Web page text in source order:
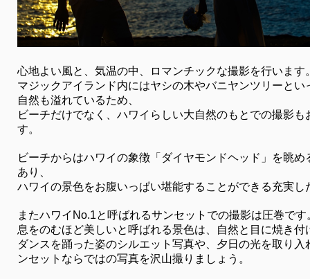
心地よい風と、気温の中、ロマンチックな撮影を行います
マジックアイランド内にはヤシの木やバニヤンツリーとい
自然も溢れているため、
ビーチだけでなく、ハワイらしい大自然のもとでの撮影も
す。
ビーチからはハワイの象徴「ダイヤモンドヘッド」を眺
あり、
ハワイの景色をお腹いっぱい堪能することができる充実し
またハワイNo.1と呼ばれるサンセットでの撮影は圧巻です
息をのむほど美しいと呼ばれる景色は、自然と目に焼き付
ダンスを踊った姿のシルエット写真や、夕日の光を取り入
ンセットならではの写真を沢山撮りましょう。